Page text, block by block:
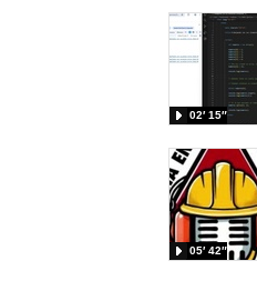
02′ 15″
05′ 42″